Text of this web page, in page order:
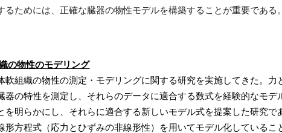
るためには、正確な臓器の物性モデルを構築することが重要である。
の物性のモデリング
軟組織の物性の測定・モデリングに関する研究を実施してきた。
器の特性を測定し、それらのデータに適合する数式を経験的なモ
を明らかにし、それらに適合する新しいモデル式を提案した研究で
形方程式（応力とひずみの非線形性）を用いてモデル化している